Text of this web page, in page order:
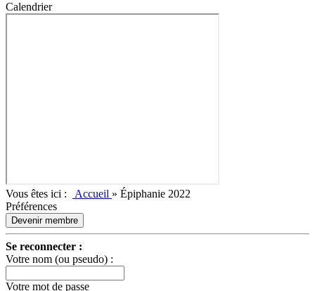
Calendrier
Vous êtes ici : Accueil » Épiphanie 2022
Préférences
Devenir membre
Se reconnecter :
Votre nom (ou pseudo) :
Votre mot de passe